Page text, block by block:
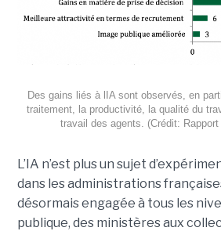
Des gains liés à lIA sont observés, en
traitement, la productivité, la qualité du
travail des agents. (Crédit:
L’IA n’est plus un sujet
dans les administrations
désormais engagée à tous les
publique, des ministères aux